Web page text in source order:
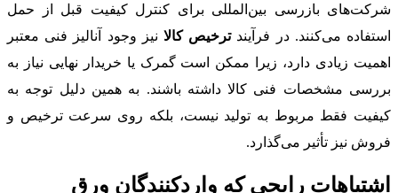
شرکت‌های بازرسی بین‌المللی برای کنترل کیفیت قبل از حمل
استفاده می‌کنند. در فرآیندترخیص کالا نیز وجود آنالیز فنی معتبر
اهمیت زیادی دارد، زیرا ممکن است گمرک یا خریدار نهایی نیاز به
بررسی مشخصات فنی کالا داشته باشند. به همین دلیل توجه به
کیفیت فقط مربوط به تولید نیست، بلکه روی سرعت ترخیص و
فروش نیز تأثیر می‌گذارد.
اشتباهات رایجی که واردکنندگان ورق